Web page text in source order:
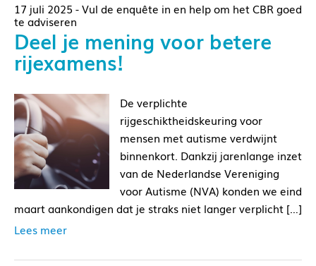
17 juli 2025 - Vul de enquête in en help om het CBR goed
te adviseren
Deel je mening voor betere
rijexamens!
De verplichte
rijgeschiktheidskeuring voor
mensen met autisme verdwijnt
binnenkort. Dankzij jarenlange inzet
van de Nederlandse Vereniging
voor Autisme (NVA) konden we eind
maart aankondigen dat je straks niet langer verplicht […]
Lees meer